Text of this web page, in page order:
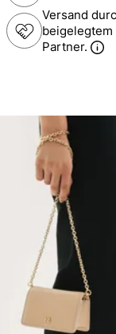
Versand
Partner.